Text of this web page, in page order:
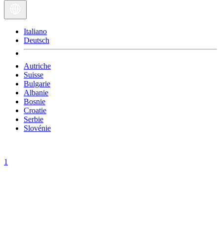
Italiano
Deutsch
Autriche
Suisse
Bulgarie
Albanie
Bosnie
Croatie
Serbie
Slovénie
1